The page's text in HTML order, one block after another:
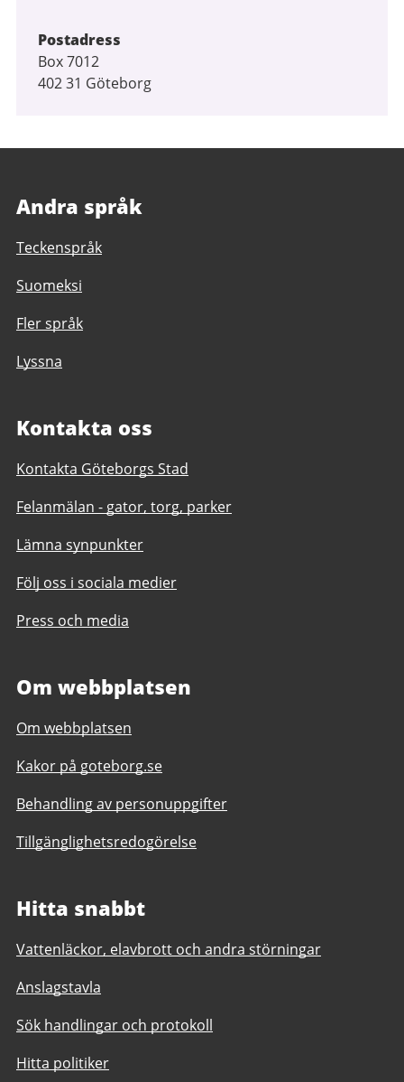
Postadress
Box 7012
402 31 Göteborg
Andra språk
Teckenspråk
Suomeksi
Fler språk
Lyssna
Kontakta oss
Kontakta Göteborgs Stad
Felanmälan - gator, torg, parker
Lämna synpunkter
Följ oss i sociala medier
Press och media
Om webbplatsen
Om webbplatsen
Kakor på goteborg.se
Behandling av personuppgifter
Tillgänglighetsredogörelse
Hitta snabbt
Vattenläckor, elavbrott och andra störningar
Anslagstavla
Sök handlingar och protokoll
Hitta politiker